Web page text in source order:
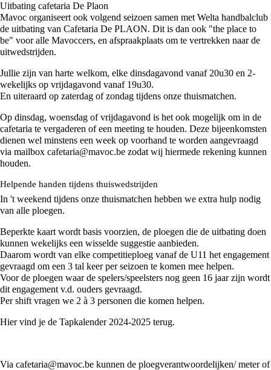
Uitbating cafetaria De Plaon
Mavoc organiseert ook volgend seizoen samen met Welta handbalclub
de uitbating van Cafetaria De PLAON. Dit is dan ook "the place to
be" voor alle Mavoccers, en afspraakplaats om te vertrekken naar de
uitwedstrijden.
Jullie zijn van harte welkom, elke dinsdagavond vanaf 20u30 en 2-
wekelijks op vrijdagavond vanaf 19u30.
En uiteraard op zaterdag of zondag tijdens onze thuismatchen.
Op dinsdag, woensdag of vrijdagavond is het ook mogelijk om in de
cafetaria te vergaderen of een meeting te houden. Deze bijeenkomsten
dienen wel minstens een week op voorhand te worden aangevraagd
via mailbox cafetaria@mavoc.be zodat wij hiermede rekening kunnen
houden.
Helpende handen tijdens thuiswedstrijden
In 't weekend tijdens onze thuismatchen hebben we extra hulp nodig
van alle ploegen.
Beperkte kaart wordt basis voorzien, de ploegen die de uitbating doen
kunnen wekelijks een wisselde suggestie aanbieden.
Daarom wordt van elke competitieploeg vanaf de U11 het engagement
gevraagd om een 3 tal keer per seizoen te komen mee helpen.
Voor de ploegen waar de spelers/speelsters nog geen 16 jaar zijn wordt
dit engagement v.d. ouders gevraagd.
Per shift vragen we 2 à 3 personen die komen helpen.
Hier vind je de Tapkalender 2024-2025 terug.
Via cafetaria@mavoc.be kunnen de ploegverantwoordelijken/ meter of